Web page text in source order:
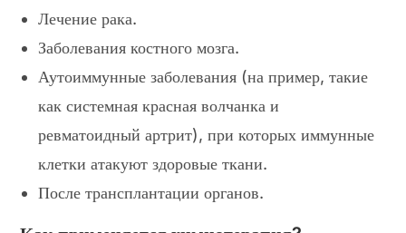
Лечение рака.
Заболевания костного мозга.
Аутоиммунные заболевания (на пример, такие
как системная красная волчанка и
ревматоидный артрит), при которых иммунные
клетки атакуют здоровые ткани.
После трансплантации органов.